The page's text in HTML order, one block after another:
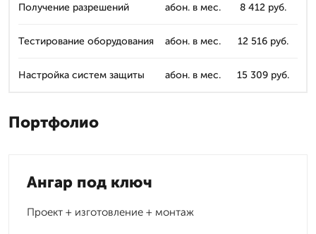
Получение разрешений абон. в мес. 8 412 руб.
Тестирование оборудования абон. в мес. 12 516 руб.
Настройка систем защиты абон. в мес. 15 309 руб.
Портфолио
Ангар под ключ
Проект + изготовление + монтаж